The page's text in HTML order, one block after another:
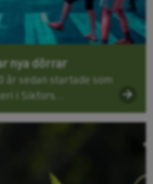
nya dörrar
år sedan startade som
i Sikfors...